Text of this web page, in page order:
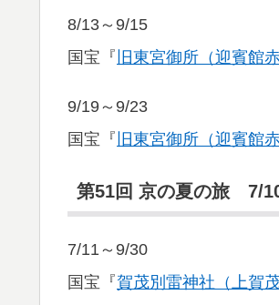
8/13～9/15
国宝『 旧東宮御所（迎賓館
9/19～9/23
国宝『 旧東宮御所（迎賓館
第51回 京の夏の旅 7/
7/11～9/30
国宝『賀茂別雷神社（上賀